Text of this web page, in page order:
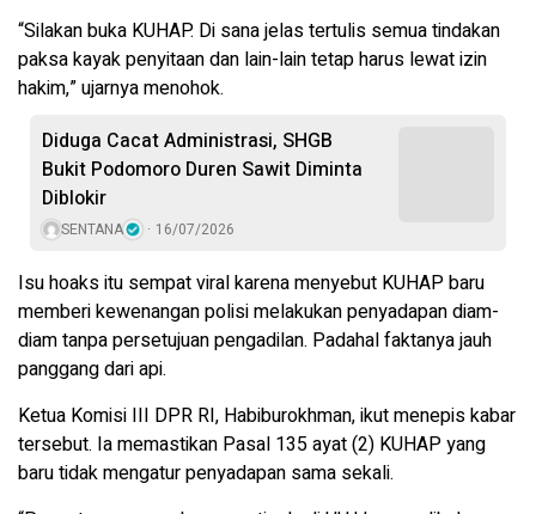
“Silakan buka KUHAP. Di sana jelas tertulis semua tindakan
paksa kayak penyitaan dan lain-lain tetap harus lewat izin
hakim,” ujarnya menohok.
Diduga Cacat Administrasi, SHGB
Bukit Podomoro Duren Sawit Diminta
Diblokir
SENTANA 16/07/2026
Isu hoaks itu sempat viral karena menyebut KUHAP baru
memberi kewenangan polisi melakukan penyadapan diam-
diam tanpa persetujuan pengadilan. Padahal faktanya jauh
panggang dari api.
Ketua Komisi III DPR RI, Habiburokhman, ikut menepis kabar
tersebut. Ia memastikan Pasal 135 ayat (2) KUHAP yang
baru tidak mengatur penyadapan sama sekali.